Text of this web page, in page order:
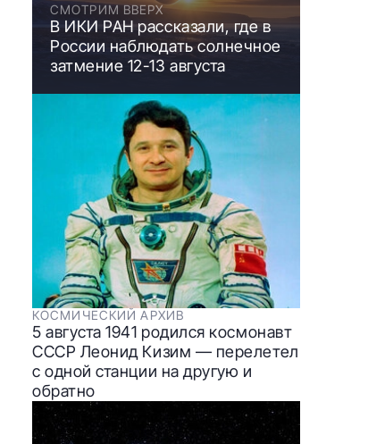
СМОТРИМ ВВЕРХ
В ИКИ РАН рассказали, где в
России наблюдать солнечное
затмение 12-13 августа
КОСМИЧЕСКИЙ АРХИВ
5 августа 1941 родился космонавт
СССР Леонид Кизим — перелетел
с одной станции на другую и
обратно